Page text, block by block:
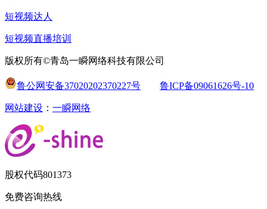
短视频达人
短视频直播培训
版权所有©青岛一瞬网络科技有限公司
鲁公网安备37020202370227号 鲁ICP备09061626号-10
网站建设 ： 一瞬网络
股权代码801373
免费咨询热线